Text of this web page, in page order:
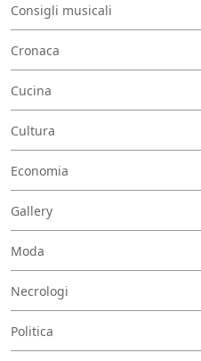
Consigli musicali
Cronaca
Cucina
Cultura
Economia
Gallery
Moda
Necrologi
Politica